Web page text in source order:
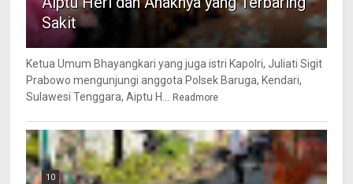
Sakit
Ketua Umum Bhayangkari yang juga istri Kapolri, Juliati Sigit
Prabowo mengunjungi anggota Polsek Baruga, Kendari,
Sulawesi Tenggara, Aiptu H...
Readmore
10